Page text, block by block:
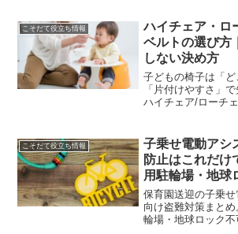
こそだて役立ち情報
ハイチェア・ロ
ベルトの選び方
しない決め方
子どもの椅子は「ど
「片付けやすさ」
ハイチェア/ローチ
き）までまとめまし
こそだて役立ち情報
子乗せ電動アシ
防止はこれだけ
用駐輪場・地球
の対策
保育園送迎の子乗
向け盗難対策まと
輪場・地球ロック